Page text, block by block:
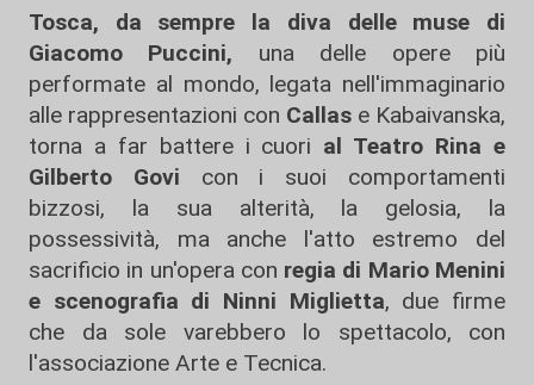
Tosca, da sempre la diva delle muse di
Giacomo Puccini, una delle opere più
performate al mondo, legata nell'immaginario
alle rappresentazioni con Callas e Kabaivanska,
torna a far battere i cuori al Teatro Rina e
Gilberto Govi con i suoi comportamenti
bizzosi, la sua alterità, la gelosia, la
possessività, ma anche l'atto estremo del
sacrificio in un'opera con regia di Mario Menini
e scenografia di Ninni Miglietta, due firme
che da sole varebbero lo spettacolo, con
l'associazione Arte e Tecnica.